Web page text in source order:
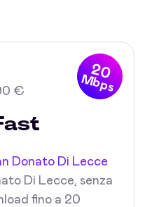
20
Mbps
€
Donato Di Lecce
Di Lecce, senza
fino a 20